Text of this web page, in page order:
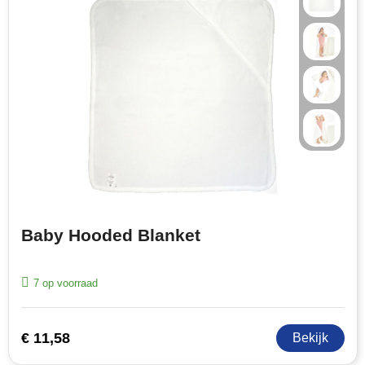
7op voorraad